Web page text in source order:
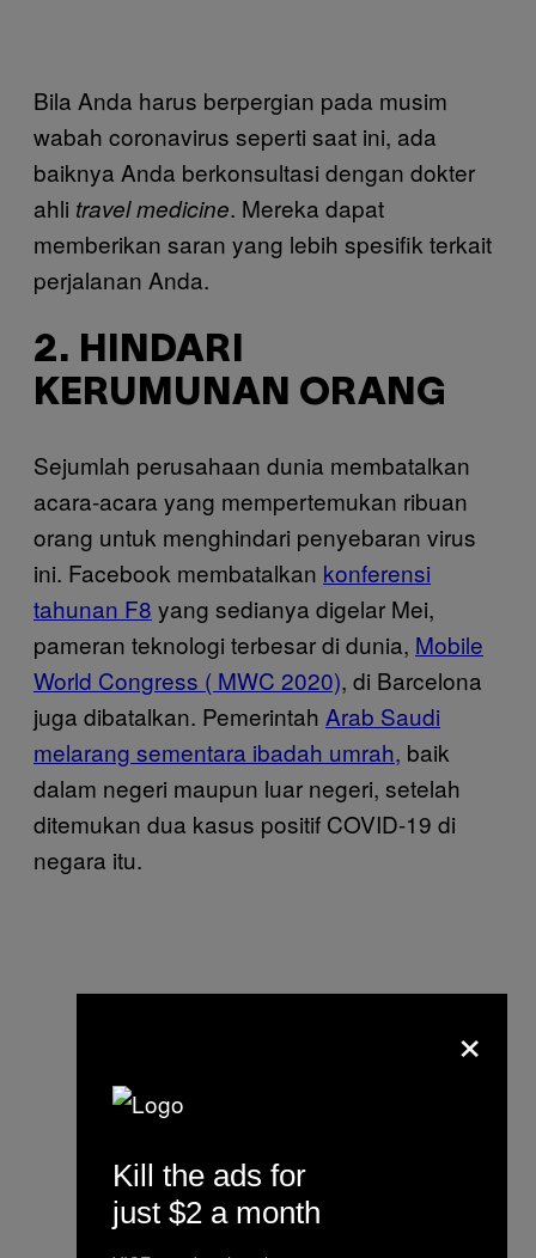
Bila Anda harus berpergian pada musim
wabah coronavirus seperti saat ini, ada
baiknya Anda berkonsultasi dengan dokter
ahli travel medicine. Mereka dapat
memberikan saran yang lebih spesifik terkait
perjalanan Anda.
2. HINDARI
KERUMUNAN ORANG
Sejumlah perusahaan dunia membatalkan
acara-acara yang mempertemukan ribuan
orang untuk menghindari penyebaran virus
ini. Facebook membatalkan konferensi
tahunan F8 yang sedianya digelar Mei,
pameran teknologi terbesar di dunia, Mobile
World Congress ( MWC 2020), di Barcelona
juga dibatalkan. Pemerintah Arab Saudi
melarang sementara ibadah umrah, baik
dalam negeri maupun luar negeri, setelah
ditemukan dua kasus positif COVID-19 di
negara itu.
×
Kill the ads for
just $2 a month